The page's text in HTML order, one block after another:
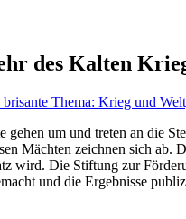
des Kalten
Thema: Krieg und
gehen um und treten an die
Mächten zeichnen sich
wird. Die Stiftung zur
und die Ergebnisse